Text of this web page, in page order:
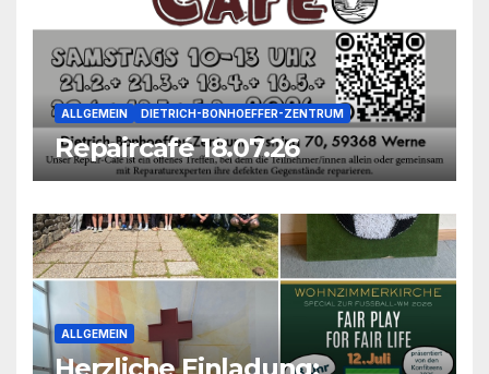
ALLGEMEIN DIETRICH-BONHOEFFER-ZENTRUM
Repaircafé 18.07.26
ALLGEMEIN